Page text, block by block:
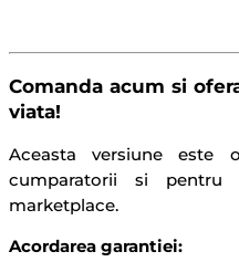
Comanda acum si
viata!
Aceasta versiune este
cumparatorii si pentru
marketplace.
Acordarea garantiei: